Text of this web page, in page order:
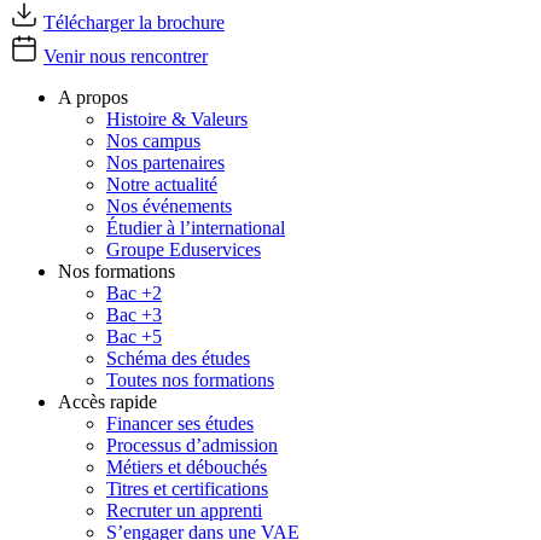
Télécharger la brochure
Venir nous rencontrer
A propos
Histoire & Valeurs
Nos campus
Nos partenaires
Notre actualité
Nos événements
Étudier à l’international
Groupe Eduservices
Nos formations
Bac +2
Bac +3
Bac +5
Schéma des études
Toutes nos formations
Accès rapide
Financer ses études
Processus d’admission
Métiers et débouchés
Titres et certifications
Recruter un apprenti
S’engager dans une VAE